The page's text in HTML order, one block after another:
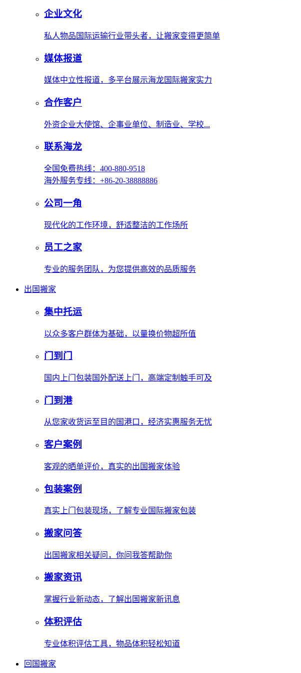
企业文化
私人物品国际运输行业带头者，让搬家变得更简单
媒体报道
媒体中立性报道，多平台展示海龙国际搬家实力
合作客户
外资企业大使馆、企事业单位、制造业、学校...
联系海龙
全国免费热线：400-880-9518
海外服务专线：+86-20-38888886
公司一角
现代化的工作环境，舒适整洁的工作场所
员工之家
专业的服务团队，为您提供高效的品质服务
出国搬家
集中托运
以众多客户群体为基础，以量换价物超所值
门到门
国内上门包装国外配送上门，高端定制触手可及
门到港
从您家收货运至目的国港口，经济实惠服务无忧
客户案例
客观的晒单评价，真实的出国搬家体验
包装案例
真实上门包装现场，了解专业国际搬家包装
搬家问答
出国搬家相关疑问，你问我答帮助你
搬家资讯
掌握行业新动态，了解出国搬家新讯息
体积评估
专业体积评估工具，物品体积轻松知道
回国搬家